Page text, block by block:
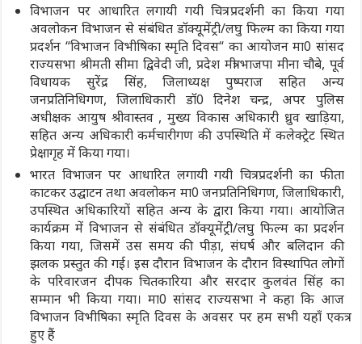
विभाजन पर आधारित लगायी गयी चित्र प्रदर्शनी का किया गया
अवलोकन विभाजन से संबंधित डॉक्यूमेंट्री/लघु फिल्म का किया गया
प्रदर्शन “विभाजन विभीषिका स्मृति दिवस“ का आयोजन मा0 सांसद
राज्यसभा श्रीमती सीमा द्विवेदी जी, प्रदेश मंत्री भाजपा मीना चौबे, पूर्व
विधायक सुरेंद्र सिंह, जिलाध्यक्ष पुष्पराज सहित अन्य
जनप्रतिनिधिगण, जिलाधिकारी डॉ0 दिनेश चन्द्र, अपर पुलिस
अधीक्षक आयुष श्रीवास्तव , मुख्य विकास अधिकारी ध्रुव खाड़िया,
सहित अन्य अधिकारी कर्मचारीगण की उपस्थिति में कलेक्ट्रेट स्थित
प्रेक्षागृह में किया गया।
भारत विभाजन पर आधारित लगायी गयी चित्र प्रदर्शनी का फीता
काटकर उद्घाटन तथा अवलोकन मा0 जनप्रतिनिधिगण, जिलाधिकारी,
उपस्थित अधिकारियों सहित अन्य के द्वारा किया गया। आयोजित
कार्यक्रम में विभाजन से संबंधित डॉक्यूमेंट्री/लघु फिल्म का प्रदर्शन
किया गया, जिसमें उस समय की पीड़ा, संघर्ष और बलिदान की
झलक प्रस्तुत की गई। इस दौरान विभाजन के दौरान विस्थापित लोगों
के परिवारजन दीपक चितकारिया और सरदार कुलवंत सिंह का
सम्मान भी किया गया। मा0 सांसद राज्यसभा ने कहा कि आज
विभाजन विभीषिका स्मृति दिवस के अवसर पर हम सभी यहाँ एकत्र
हुए हैं